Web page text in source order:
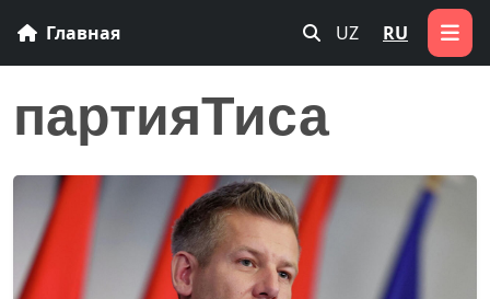
Главная UZ RU
партияТиса